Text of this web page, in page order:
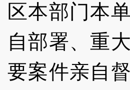
区本部门本
自部署、重
要案件亲自